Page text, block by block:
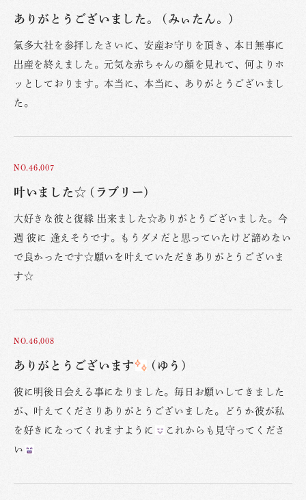
ありがとうございました。 (みぃたん。)
氣多大社を参拝したさいに、安産お守りを頂き、本日無事に
出産を終えました。元気な赤ちゃんの顔を見れて、何よりホ
ッとしております。本当に、本当に、ありがとうございまし
た。
NO.46,007
叶いました☆ (ラブリー)
大好きな彼と復縁 出来ました☆ありがとうございました。今
週 彼に 逢えそうです。もうダメだと思っていたけど諦めない
で良かったです☆願いを叶えていただきありがとうございま
す☆
NO.46,008
ありがとうございます (ゆう)
彼に明後日会える事になりました。毎日お願いしてきました
が、叶えてくださりありがとうございました。どうか彼が私
を好きになってくれますように
これからも見守ってくださ
い